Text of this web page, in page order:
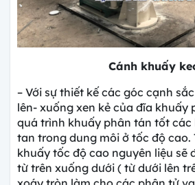
Cánh khuấy
– Với sự thiết kế các góc cạnh
lên- xuống xen kẻ của đĩa khuấy
quá trình khuấy phân tán tốt
tan trong dung môi ở tốc độ cao.
khuấy tốc độ cao nguyên liệu sẽ
từ trên xuống dưới ( từ dưới lên